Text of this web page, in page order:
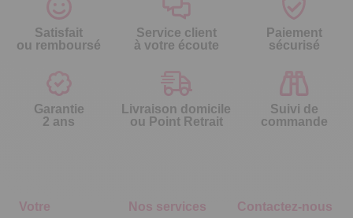
Satisfait
ou remboursé
Service client
à votre écoute
Paiement
sécurisé
Garantie
2 ans
Livraison domicile
ou Point Retrait
Suivi de
commande
Votre
Nos services Contactez-nous